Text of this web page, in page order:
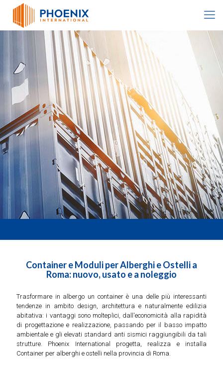
Container e Moduli per Alberghi e Ostelli a
Roma: nuovo, usato e a noleggio
Trasformare in albergo un container è una delle più interessanti
tendenze in ambito design, architettura e naturalmente edilizia
abitativa: i vantaggi sono molteplici, dall'economicità alla rapidità
di progettazione e realizzazione, passando per il basso impatto
ambientale e gli elevati standard anti sismici raggiungibili da tali
strutture. Phoenix International progetta, realizza e installa
Container per alberghi e ostelli nella provincia di Roma.